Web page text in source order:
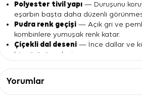
Polyester tivil yapı — Duruşunu
eşarbın başta daha düzenli
Pudra renk geçişi — Açık gri ve
kombinlere yumuşak renk katar.
Çiçekli dal deseni — İnce dallar ve
bir görünüm oluşturur.
Aker tasarımı
— Günlük ve davet
Yorumlar